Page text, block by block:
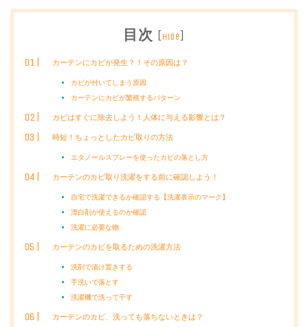
目次 [hide]
カーテンにカビが発生？！その原因は？
カビが付いてしまう原因
カーテンにカビが繁殖するパターン
カビはすぐに除去しよう！人体に与える影響とは？
時短！ちょっとしたカビ取りの方法
エタノールスプレーを使ったカビの落とし方
カーテンのカビ取り洗濯をする前に確認しよう！
自宅で洗濯できるか確認する【洗濯表示のマーク】
漂白剤が使えるのか確認
洗濯に必要な物
カーテンのカビを取るための洗濯方法
洗剤で漬け置きする
手洗いで落とす
洗濯機で洗って干す
カーテンのカビ、洗っても落ちないときは？